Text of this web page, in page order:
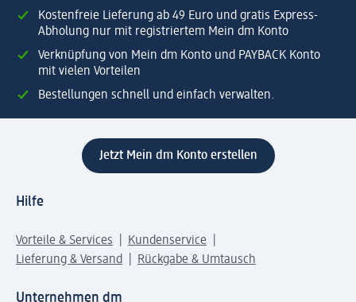
Kostenfreie Lieferung ab 49 Euro und gratis Express-
Abholung nur mit registriertem Mein dm Konto
Verknüpfung von Mein dm Konto und PAYBACK Konto
mit vielen Vorteilen
Bestellungen schnell und einfach verwalten.
Jetzt Mein dm Konto erstellen
Hilfe
Vorteile & Services
Kundenservice
Lieferung & Versand
Rückgabe & Umtausch
Unternehmen dm